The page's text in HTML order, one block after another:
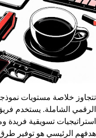
تتجاوز خلاصة مستويات
الرقمي الشاملة. يستخدم
استراتيجيات تسويقية فريدة
هدفهم الرئيسي هو توفير طرق